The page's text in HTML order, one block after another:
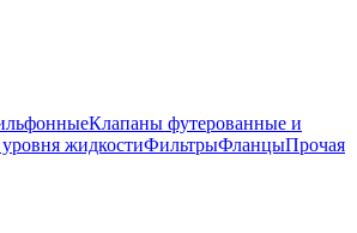
Клапаны футерованные и
жидкостиФильтрыФланцыПрочая